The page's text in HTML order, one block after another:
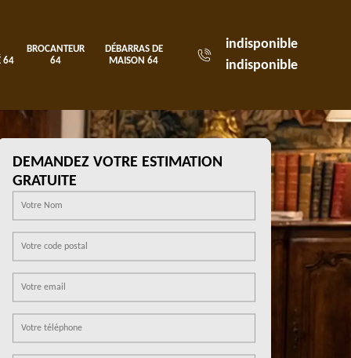
64
BROCANTEUR
64
DÉBARRAS DE
MAISON 64
indisponible
indisponible
DEMANDEZ VOTRE ESTIMATION
GRATUITE